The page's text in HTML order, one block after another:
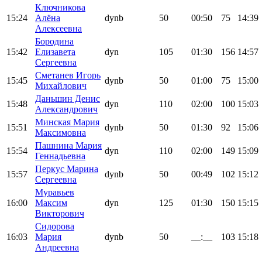
15:24
Ключникова
Алёна
Алексеевна
dynb 50 00:50 75 14:39
15:42
Бородина
Елизавета
Сергеевна
dyn 105 01:30 156 14:57
15:45
Сметанев Игорь
Михайлович
dynb 50 01:00 75 15:00
15:48
Даньшин Денис
Александрович
dyn 110 02:00 100 15:03
15:51
Минская Мария
Максимовна
dynb 50 01:30 92 15:06
15:54
Пашнина Мария
Геннадьевна
dyn 110 02:00 149 15:09
15:57
Перкус Марина
Сергеевна
dynb 50 00:49 102 15:12
16:00
Муравьев
Максим
Викторович
dyn 125 01:30 150 15:15
16:03
Сидорова
Мария
Андреевна
dynb 50 __:__ 103 15:18